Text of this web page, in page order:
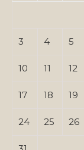
3 4 5
10 11 12
17 18 19
24 25 26